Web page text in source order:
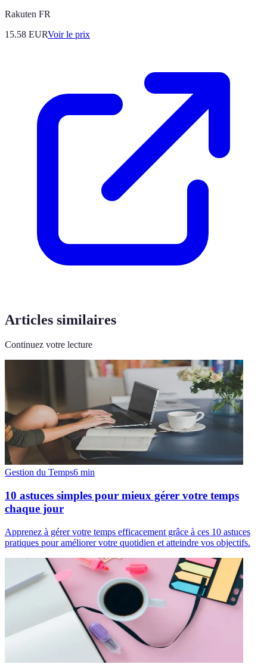
Rakuten FR
15.58 EURVoir le prix
Articles similaires
Continuez votre lecture
Gestion du Temps6 min
10 astuces simples pour mieux gérer votre temps
chaque jour
Apprenez à gérer votre temps efficacement grâce à ces 10 astuces
pratiques pour améliorer votre quotidien et atteindre vos objectifs.